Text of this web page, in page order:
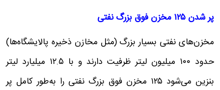
پر شدن ۱۲۵ مخزن فوق بزرگ نفتی
مخزن‌های نفتی بسیار بزرگ (مثل مخازن ذخیره پالایشگاه‌ها)
حدود ۱۰۰ میلیون لیتر ظرفیت دارند و با ۱۲.۵ میلیارد لیتر
بنزین می‌شود ۱۲۵ مخزن فوق‌ بزرگ نفتی را به‌طور کامل پر